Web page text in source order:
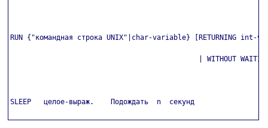
RUN {"командная строка UNIX"|char-variable} [RETURNING int-
| WITHOUT
SLEEP   целое-выраж.    Подождать  n  секунд